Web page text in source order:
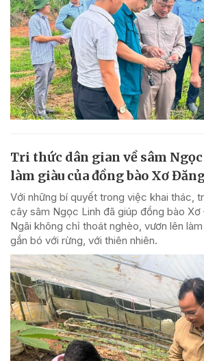
Tri thức dân gian về sâm
làm giàu của đồng bào Xơ
Với những bí quyết trong việc khai thác,
cây sâm Ngọc Linh đã giúp đồng bào Xơ
Ngãi không chỉ thoát nghèo, vươn lên
gắn bó với rừng, với thiên nhiên.